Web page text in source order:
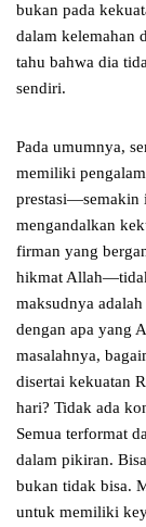
bukan pada
dalam kelemahan
tahu bahwa dia
sendiri.
Pada umumnya,
memiliki
prestasi—semakin
mengandalkan
firman yang
hikmat
maksudnya
dengan apa yang
masalahnya,
disertai kekuatan
hari? Tidak ada
Semua terformat
dalam pikiran.
bukan tidak bisa.
untuk memiliki